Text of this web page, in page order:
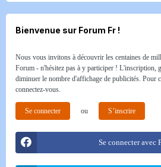
Bienvenue sur Forum Fr !
Nous vous invitons à découvrir les centaines de
Forum - n'hésitez pas à y participer ! L'inscription,
diminuer le nombre d'affichage de publicités. Pour
connectez-vous.
Se connecter ou S’inscrire
Se connecter avec